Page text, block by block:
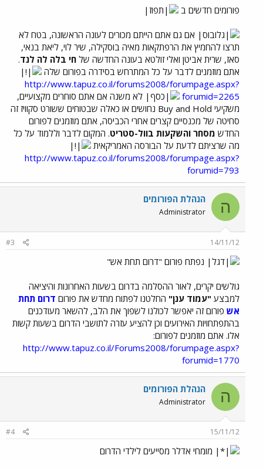
פורומים חדשים ב
אם גם אתם הייתם מכורים לעונה הראשונה, בטח לא
תרצו להחמיץ את הרפתקאות מאיה בוסקילה, שיר לוי, ליאת בנאי,
סאז, שרית אביטן ואלי זולטא בעונה החדשה של חי בלה לה לנד.
אתם מוזמנים לדבר על כל המתרחש בסידרה בפורום שלה
http://www.tapuz.co.il/forums2008/forumpage.aspx?
forumid=2265
לא משנה אם אתם סוחרים מקצועיים,
משקיעי Buy and Hold נחושים או כאלה שבטוחים ששורט סקוויז זה
סחיטה של מכנסיים קצרים אחרי הכביסה, אתם מוזמנים לפורום
החדש מסחר והשקעות בוול-סטריט. המקום לדבר וללמוד על כל
מה שרציתם לדעת על הבורסה האמריקאית
http://www.tapuz.co.il/forums2008/forumpage.aspx?
forumid=793
ה הנהלת הפורומים
Administrator
14/11/12
#3
נפתח פורום "דרום תחת אש"
גולשים יקרים, לאור ההסלמה בדרום בשעות האחרונות והיציאה
למבצע "עמוד ענן" החלטנו לפתוח מחדש את פורום דרום תחת
אש פורום זה יאפשר לכולנו לשפוך את הלב, להשאר מעודכנים
בהתפתחויות האירועים וכן להציע עזרה לתושבי הדרום בשעות קשות
אלו. אתם מוזמנים לפורום:
http://www.tapuz.co.il/Forums2008/forumpage.aspx?
forumid=1770
ה הנהלת הפורומים
Administrator
15/11/12
#4
מומחי אדלר מסייעים לילדי הדרום